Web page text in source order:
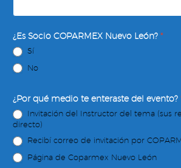
¿Es Socio COPARMEX Nuevo León? *
Sí
No
¿Por qué medio te enteraste del evento?
Invitación del Instructor del tema (sus
directo)
Recibí correo de invitación por
Página de Coparmex Nuevo León